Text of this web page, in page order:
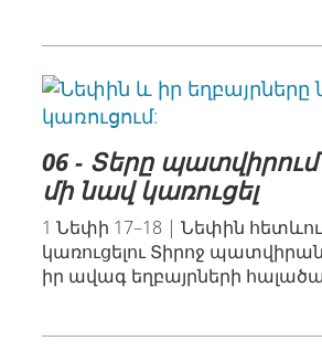
06 - Տերը
մի նավ կառուցել
1 Նեփի 17–18 | Նեփին
կառուցելու Տիրոջ
իր ավագ եղբայրների